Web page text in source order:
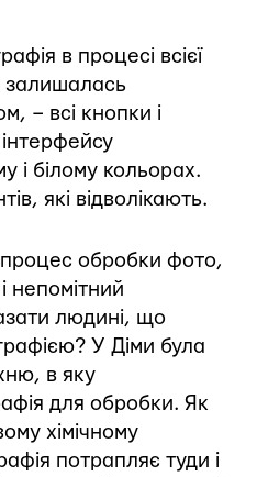
в процесі всієї
залишалась
– всі кнопки і
і білому кольорах.
які відволікають.
обробки фото,
непомітний
людині, що
У Діми була
в яку
для обробки. Як
хімічному
потрапляє туди і